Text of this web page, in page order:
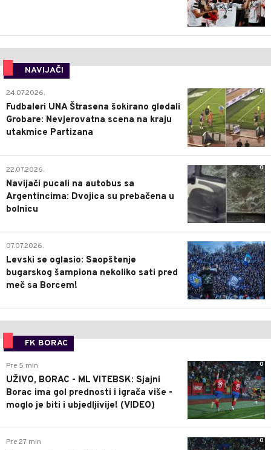
NAVIJAČI
0
24.07.2026.
Fudbaleri UNA Štrasena šokirano gledali
Grobare: Nevjerovatna scena na kraju
utakmice Partizana
0
22.07.2026.
Navijači pucali na autobus sa
Argentincima: Dvojica su prebačena u
bolnicu
1
07.07.2026.
Levski se oglasio: Saopštenje
bugarskog šampiona nekoliko sati pred
meč sa Borcem!
FK BORAC
0
Pre 5 min
UŽIVO, BORAC - ML VITEBSK: Sjajni
Borac ima gol prednosti i igrača više -
moglo je biti i ubjedljivije! (VIDEO)
0
Pre 27 min